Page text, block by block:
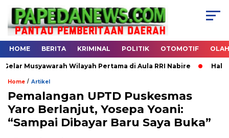
HOME BERITA KRIMINAL POLITIK OTOMOTIF
Musyawarah Wilayah Pertama di Aula RRI Nabire Halal
Home / Artikel
Pemalangan UPTD Puskesmas
Yaro Berlanjut, Yosepa Yoani:
“Sampai Dibayar Baru Saya Buka”
.